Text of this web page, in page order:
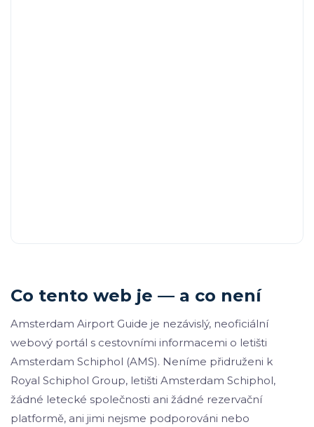
Co tento web je — a co není
Amsterdam Airport Guide je nezávislý, neoficiální
webový portál s cestovními informacemi o letišti
Amsterdam Schiphol (AMS). Neníme přidruženi k
Royal Schiphol Group, letišti Amsterdam Schiphol,
žádné letecké společnosti ani žádné rezervační
platformě, ani jimi nejsme podporováni nebo